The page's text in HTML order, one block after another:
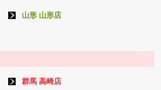
山形 山形店
群馬 高崎店